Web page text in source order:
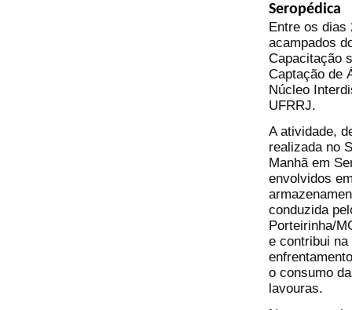
Seropédica
Entre os dias
acampados
Capacitação
Captação de
Núcleo
UFRRJ.
A atividade,
realizada no
Manhã em
envolvidos
conduzida
Porteirinha/
e contribui
o consumo
lavouras.